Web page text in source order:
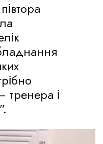
тренера і